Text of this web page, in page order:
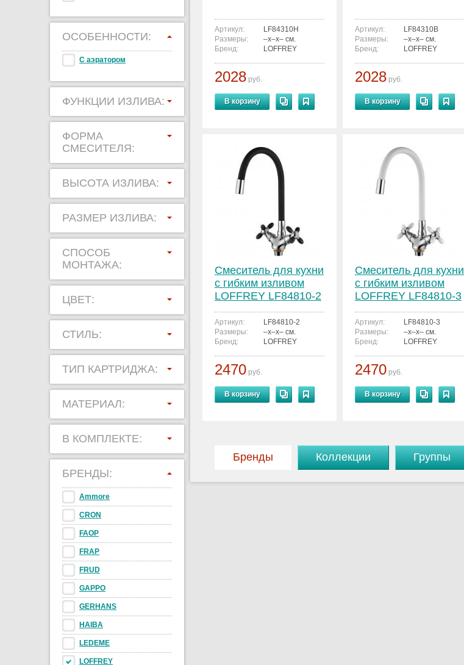
ОСОБЕННОСТИ:
С аэратором
ФУНКЦИИ ИЗЛИВА:
ФОРМА
СМЕСИТЕЛЯ:
ВЫСОТА ИЗЛИВА:
РАЗМЕР ИЗЛИВА:
СПОСОБ
МОНТАЖА:
ЦВЕТ:
СТИЛЬ:
ТИП КАРТРИДЖА:
МАТЕРИАЛ:
В КОМПЛЕКТЕ:
БРЕНДЫ:
Ammore
CRON
FAOP
FRAP
FRUD
GAPPO
GERHANS
HAIBA
LEDEME
LOFFREY
Артикул:
LF84310H
Размеры:
–x–x– см.
Бренд:
LOFFREY
2028 руб.
В корзину
Артикул:
LF84310B
Размеры:
–x–x– см.
Бренд:
LOFFREY
2028 руб.
В корзину
Смеситель для кухни
с гибким изливом
LOFFREY LF84810-2
Артикул:
LF84810-2
Размеры:
–x–x– см.
Бренд:
LOFFREY
2470 руб.
В корзину
Смеситель для кухни
с гибким изливом
LOFFREY LF84810-3
Артикул:
LF84810-3
Размеры:
–x–x– см.
Бренд:
LOFFREY
2470 руб.
В корзину
Бренды Коллекции Группы